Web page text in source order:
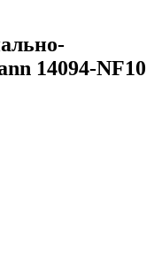
14094-NF10